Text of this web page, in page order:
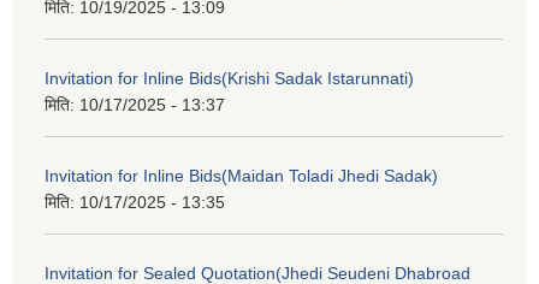
मिति: 10/19/2025 - 13:09
Invitation for Inline Bids(Krishi Sadak Istarunnati)
मिति: 10/17/2025 - 13:37
Invitation for Inline Bids(Maidan Toladi Jhedi Sadak)
मिति: 10/17/2025 - 13:35
Invitation for Sealed Quotation(Jhedi Seudeni Dhabroad